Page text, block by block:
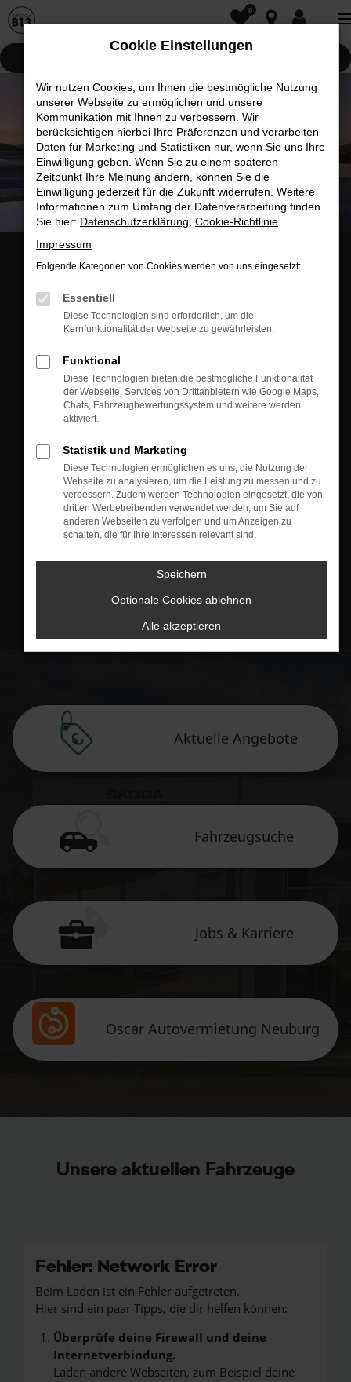
Zum
0
Fahrzeugsuche
Aktuelle Angebote
Fahrzeugsuche
Jobs & Karriere
Oscar Autovermietung Neuburg
Unsere aktuellen Fahrzeuge
Fehler: Network Error
Beim Laden ist ein Fehler aufgetreten.
Hier sind ein paar Tipps, die dir helfen können:
Überprüfe deine Firewall und deine
Internetverbindung.
Laden andere Webseiten, zum Beispiel deine
Cookie Einstellungen
Wir nutzen Cookies, um Ihnen die bestmögliche Nutzung
unserer Webseite zu ermöglichen und unsere
Kommunikation mit Ihnen zu verbessern. Wir
berücksichtigen hierbei Ihre Präferenzen und verarbeiten
Daten für Marketing und Statistiken nur, wenn Sie uns Ihre
Einwilligung geben. Wenn Sie zu einem späteren
Zeitpunkt Ihre Meinung ändern, können Sie die
Einwilligung jederzeit für die Zukunft widerrufen. Weitere
Informationen zum Umfang der Datenverarbeitung finden
Sie hier: Datenschutzerklärung Cookie-Richtlinie
Impressum
Folgende Kategorien von Cookies werden von uns eingesetzt:
Essentiell
Diese Technologien sind erforderlich, um die
Kernfunktionalität der Webseite zu gewährleisten.
Funktional
Diese Technologien bieten die bestmögliche Funktionalität
der Webseite. Services von Drittanbietern wie Google Maps,
Chats, Fahrzeugbewertungssystem und weitere werden
aktiviert.
Statistik und Marketing
Diese Technologien ermöglichen es uns, die Nutzung der
Webseite zu analysieren, um die Leistung zu messen und zu
verbessern. Zudem werden Technologien eingesetzt, die von
dritten Werbetreibenden verwendet werden, um Sie auf
anderen Webseiten zu verfolgen und um Anzeigen zu
schalten, die für Ihre Interessen relevant sind.
Speichern
Optionale Cookies ablehnen
Alle akzeptieren